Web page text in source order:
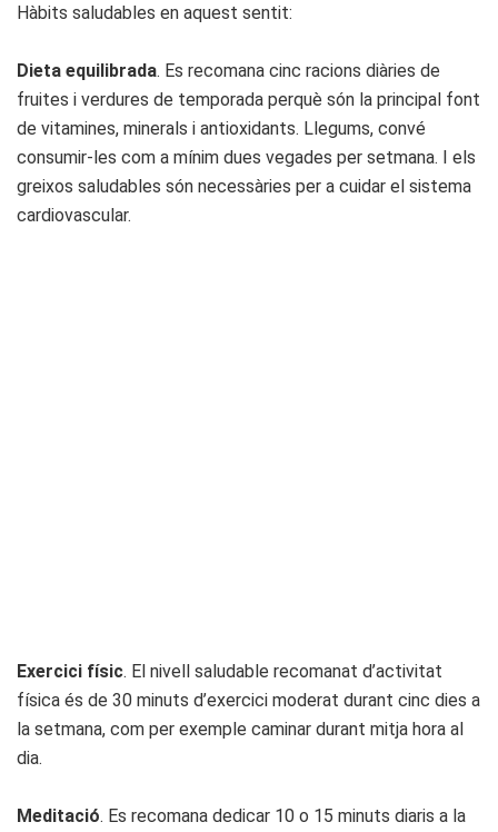
Hàbits saludables en aquest sentit:
Dieta equilibrada. Es recomana cinc racions diàries de
fruites i verdures de temporada perquè són la principal font
de vitamines, minerals i antioxidants. Llegums, convé
consumir-les com a mínim dues vegades per setmana. I els
greixos saludables són necessàries per a cuidar el sistema
cardiovascular.
Exercici físic. El nivell saludable recomanat d’activitat
física és de 30 minuts d’exercici moderat durant cinc dies a
la setmana, com per exemple caminar durant mitja hora al
dia.
Meditació. Es recomana dedicar 10 o 15 minuts diaris a la